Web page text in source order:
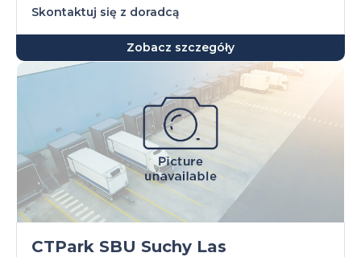
Skontaktuj się z doradcą
Zobacz szczegóły
CTPark SBU Suchy Las